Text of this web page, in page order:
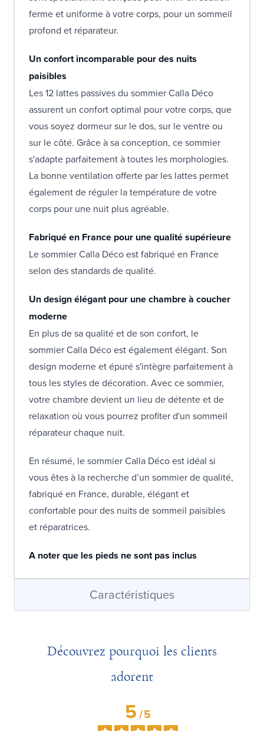
ferme et uniforme à votre corps, pour un sommeil
profond et réparateur.
Un confort incomparable pour des nuits
paisibles
Les 12 lattes passives du sommier Calla Déco
assurent un confort optimal pour votre corps, que
vous soyez dormeur sur le dos, sur le ventre ou
sur le côté. Grâce à sa conception, ce sommier
s'adapte parfaitement à toutes les morphologies.
La bonne ventilation offerte par les lattes permet
également de réguler la température de votre
corps pour une nuit plus agréable.
Fabriqué en France pour une qualité supérieure
Le sommier Calla Déco est fabriqué en France
selon des standards de qualité.
Un design élégant pour une chambre à coucher
moderne
En plus de sa qualité et de son confort, le
sommier Calla Déco est également élégant. Son
design moderne et épuré s'intègre parfaitement à
tous les styles de décoration. Avec ce sommier,
votre chambre devient un lieu de détente et de
relaxation où vous pourrez profiter d'un sommeil
réparateur chaque nuit.
En résumé, le sommier Calla Déco est idéal si
vous êtes à la recherche d’un sommier de qualité,
fabriqué en France, durable, élégant et
confortable pour des nuits de sommeil paisibles
et réparatrices.
A noter que les pieds ne sont pas inclus
Caractéristiques
Découvrez pourquoi les clients
adorent
5/5